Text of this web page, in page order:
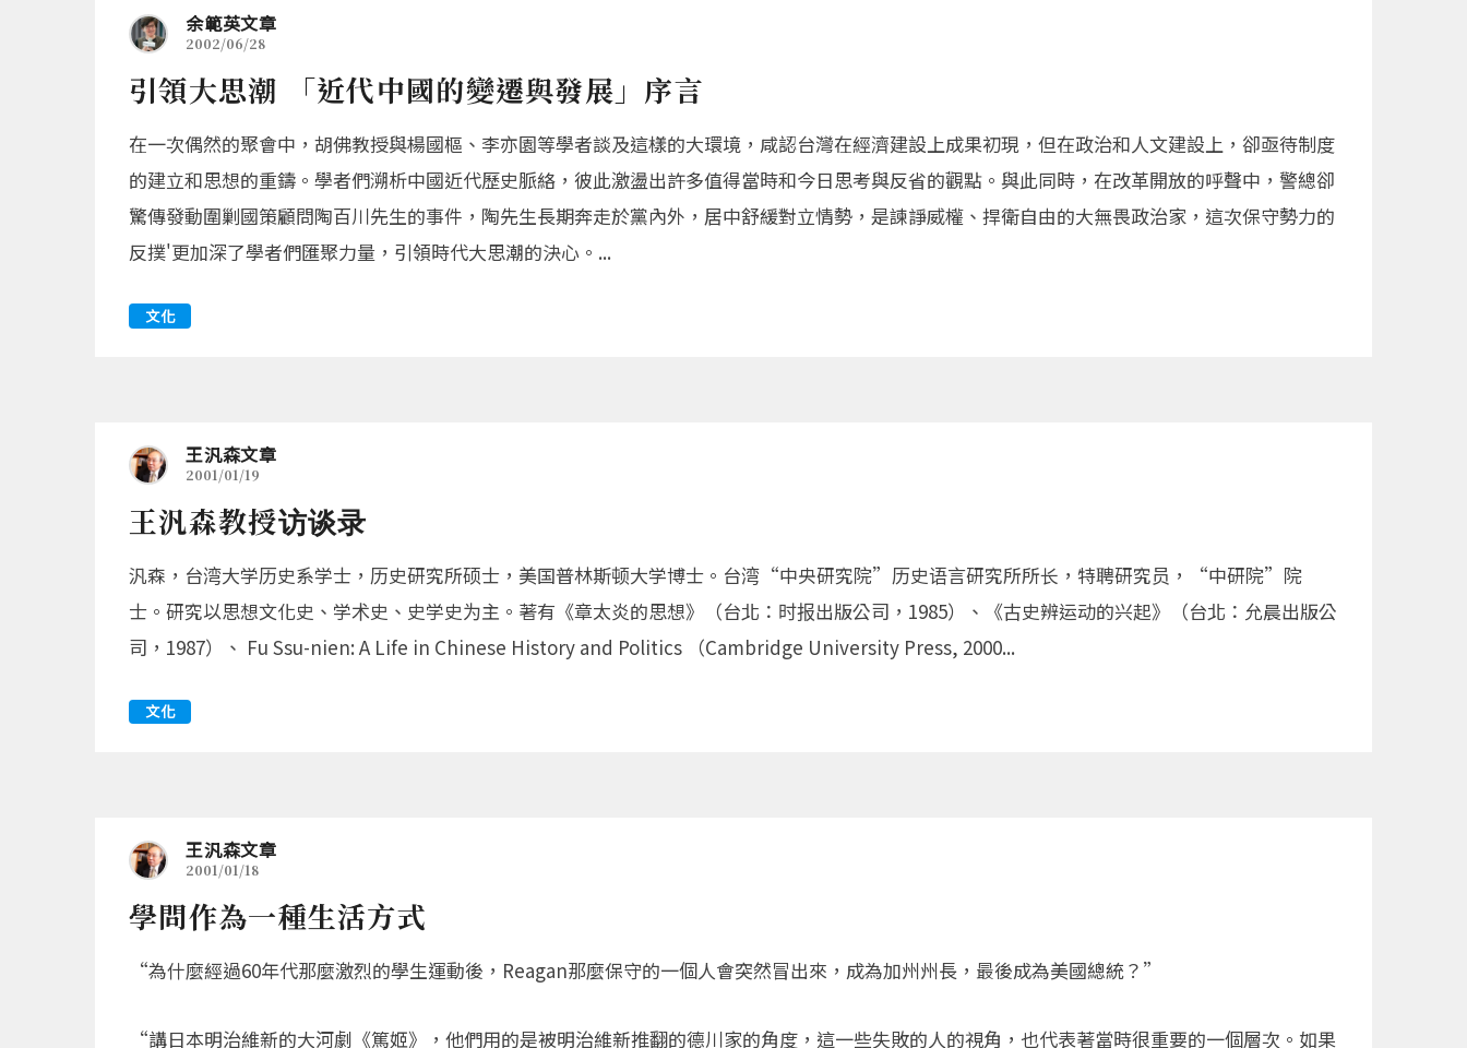
余範英文章
2002/06/28
引領大思潮 「近代中國的變遷與發展」序言
在一次偶然的聚會中，胡佛教授與楊國樞、李亦園等學者談及這樣的大環境，咸認台灣在經濟建設上成果初現，但在政治和人文建設上，卻亟待制度
的建立和思想的重鑄。學者們溯析中國近代歷史脈絡，彼此激盪出許多值得當時和今日思考與反省的觀點。與此同時，在改革開放的呼聲中，警總卻
驚傳發動圍剿國策顧問陶百川先生的事件，陶先生長期奔走於黨內外，居中舒緩對立情勢，是諫諍威權、捍衛自由的大無畏政治家，這次保守勢力的
反撲'更加深了學者們匯聚力量，引領時代大思潮的決心。...
文化
王汎森文章
2001/01/19
王汎森教授访谈录
汎森，台湾大学历史系学士，历史研究所硕士，美国普林斯顿大学博士。台湾“中央研究院”历史语言研究所所长，特聘研究员，“中研院”院
士。研究以思想文化史、学术史、史学史为主。著有《章太炎的思想》（台北：时报出版公司，1985）、《古史辨运动的兴起》（台北：允晨出版公
司，1987）、 Fu Ssu-nien: A Life in Chinese History and Politics （Cambridge University Press, 2000...
文化
王汎森文章
2001/01/18
學問作為一種生活方式
“為什麼經過60年代那麼激烈的學生運動後，Reagan那麼保守的一個人會突然冒出來，成為加州州長，最後成為美國總統？”
“講日本明治維新的大河劇《篤姬》，他們用的是被明治維新推翻的德川家的角度，這一些失敗的人的視角，也代表著當時很重要的一個層次。如果